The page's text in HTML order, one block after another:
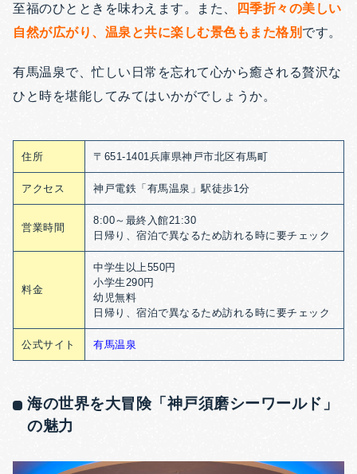
至福のひとときを味わえます。また、
四季折々の美しい
自然が広がり、温泉と共に楽しむ景色もまた格別 です。
有馬温泉で、忙しい日常を忘れて心から癒される贅沢な
ひと時を堪能してみてはいかがでしょうか。
住所 〒651-1401兵庫県神戸市北区有馬町
アクセス 神戸電鉄「有馬温泉」駅徒歩1分
営業時間
8:00～最終入館21:30
日帰り、宿泊で異なるため訪れる時に要チェック
料金
中学生以上550円
小学生290円
幼児無料
日帰り、宿泊で異なるため訪れる時に要チェック
公式サイト 有馬温泉
海の世界を大冒険「神戸須磨シーワールド」
の魅力